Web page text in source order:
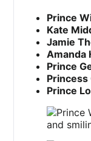
Prince
Kate
Jamie
Amanda
Prince
Prince